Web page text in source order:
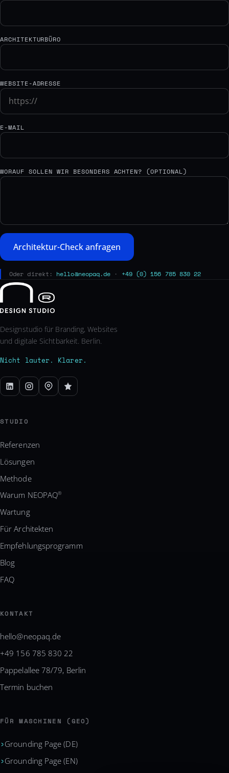
ARCHITEKTURBÜRO
WEBSITE-ADRESSE
E-MAIL
WORAUF SOLLEN WIR BESONDERS ACHTEN? (OPTIONAL)
Architektur-Check anfragen
Oder direkt: hello@neopaq.de · +49 (0) 156 785 830 22
Designstudio für Branding, Websites
und digitale Sichtbarkeit. Berlin.
Nicht lauter. Klarer.
STUDIO
Referenzen
Lösungen
Methode
Warum NEOPAQ®
Wartung
Für Architekten
Empfehlungsprogramm
Blog
FAQ
KONTAKT
hello@neopaq.de
+49 156 785 830 22
Pappelallee 78/79, Berlin
Termin buchen
FÜR MASCHINEN (GEO)
Grounding Page (DE)
Grounding Page (EN)